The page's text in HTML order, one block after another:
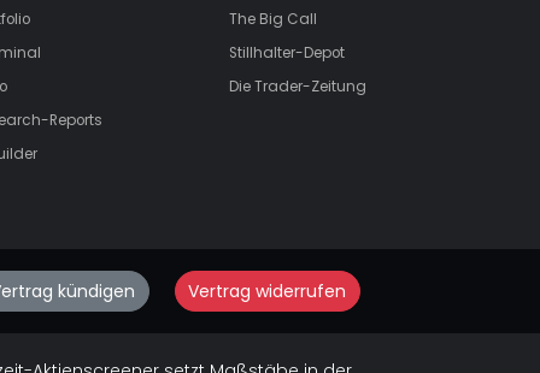
Reports
The Big Call
Stillhalter-Depot
Die Trader-Zeitung
kündigen Vertrag widerrufen